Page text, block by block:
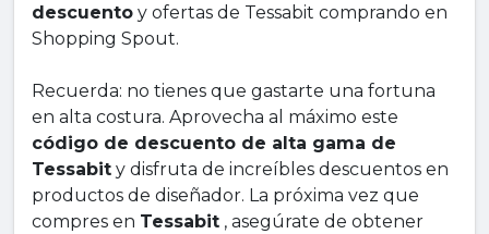
descuento y ofertas de Tessabit comprando en
Shopping Spout.
Recuerda: no tienes que gastarte una fortuna
código de descuento de alta gama de
Tessabit y disfruta de increíbles descuentos en
productos de diseñador. La próxima vez que
compres en Tessabit , asegúrate de obtener